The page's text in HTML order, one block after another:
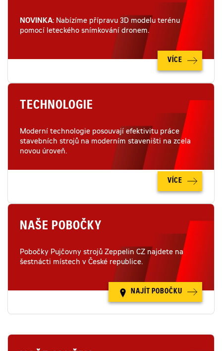
NOVINKA: Nabízíme přípravu 3D modelu terénu
pomocí leteckého snímkování dronem.
VÍCE
TECHNOLOGIE
Moderní technologie posouvají efektivitu práce
stavebních strojů na moderním staveništi na zcela
novou úroveň.
VÍCE
NAŠE POBOČKY
Pobočky Pujčovny strojů Zeppelin CZ najdete na
šestnácti místech v České republice.
NAJÍT POBOČKU